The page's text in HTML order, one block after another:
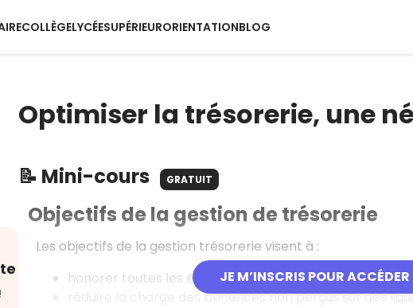
COLLÈGELYCÉESUPÉRIEURORIENTATIONBLOG
Optimiser la trésorerie, une
📝 Mini-cours GRATUIT
JE M’INSCRIS POUR
Objectifs de la gestion de trésorerie
Les objectifs de la gestion trésorerie visent à :
honorer toutes les échéances de sortie de trésorerie
réduire la charge des bénéfices non perçus sur des